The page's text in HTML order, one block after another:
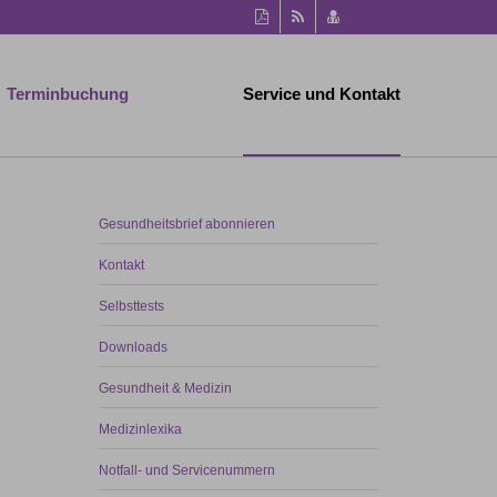
Diese
Seite
drucken
RSS-
Feed
vCard
speichern
Terminbuchung Service und Kontakt
Gesundheitsbrief abonnieren
Kontakt
Selbsttests
Downloads
Gesundheit & Medizin
Medizinlexika
Notfall- und Servicenummern